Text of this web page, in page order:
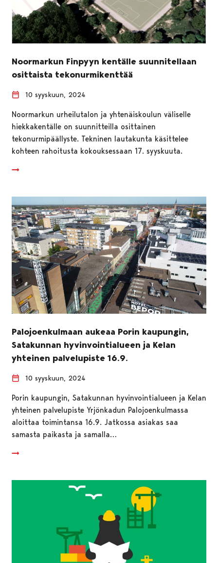
Noormarkun Finpyyn kentälle suunnitellaan
osittaista tekonurmikenttää
10 syyskuun, 2024
Noormarkun urheilutalon ja yhtenäiskoulun väliselle
hiekkakentälle on suunnitteilla osittainen
tekonurmipäällyste. Tekninen lautakunta käsittelee
kohteen rahoitusta kokouksessaan 17. syyskuuta.
Palojoenkulmaan aukeaa Porin kaupungin,
Satakunnan hyvinvointialueen ja Kelan
yhteinen palvelupiste 16.9.
10 syyskuun, 2024
Porin kaupungin, Satakunnan hyvinvointialueen ja Kelan
yhteinen palvelupiste Yrjönkadun Palojoenkulmassa
aloittaa toimintansa 16.9. Jatkossa asiakas saa
samasta paikasta ja samalla…